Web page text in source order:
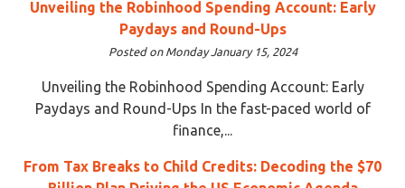
Unveiling the Robinhood Spending Account: Early
Paydays and Round-Ups
Posted on Monday January 15, 2024
Unveiling the Robinhood Spending Account: Early
Paydays and Round-Ups In the fast-paced world of
finance,...
From Tax Breaks to Child Credits: Decoding the $70